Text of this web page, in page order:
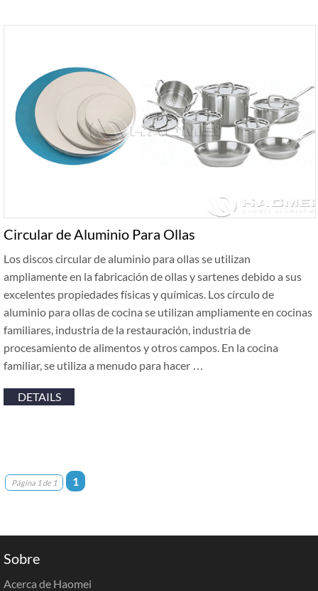
Circular de Aluminio Para Ollas
Los discos circular de aluminio para ollas se utilizan
ampliamente en la fabricación de ollas y sartenes debido a sus
excelentes propiedades físicas y químicas. Los círculo de
aluminio para ollas de cocina se utilizan ampliamente en cocinas
familiares, industria de la restauración, industria de
procesamiento de alimentos y otros campos. En la cocina
familiar, se utiliza a menudo para hacer …
DETAILS
Página 1 de 1 1
Sobre
Acerca de Haomei